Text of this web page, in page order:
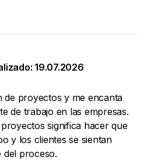
19.07.2026
de proyectos y me encanta
de trabajo en las empresas.
significa hacer que
y los clientes se sientan
del proceso.